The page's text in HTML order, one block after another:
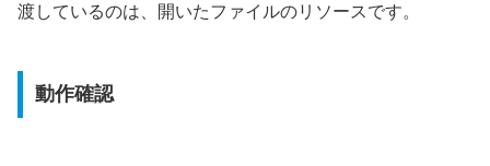
渡しているのは、開いたファイルのリソースです。
動作確認